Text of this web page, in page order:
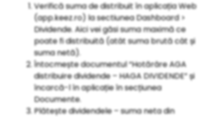
Verifică suma de distribuit în aplicația Web
(app.keez.ro) la sectiunea Dashboard >
Dividende. Aici vei găsi suma maximă ce
poate fi distribuită (atât suma brută cât și
suma netă).
Întocmește documentul “Hotărâre AGA
distribuire dividende – HAGA DIVIDENDE” și
încarcă-l în aplicație în secțiunea
Documente.
Plătește dividendele – suma neta din